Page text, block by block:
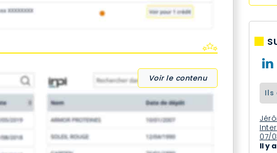
Voir le contenu
07/
Il y